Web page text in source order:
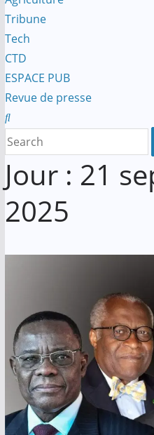
Tribune
Tech
CTD
ESPACE PUB
Revue de presse
Jour : 21
2025